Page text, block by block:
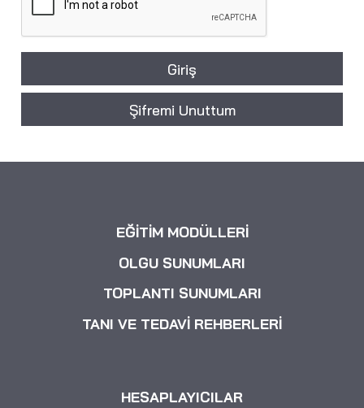
Giriş
Şifremi Unuttum
EĞİTİM MODÜLLERİ
OLGU SUNUMLARI
TOPLANTI SUNUMLARI
TANI VE TEDAVİ REHBERLERİ
HESAPLAYICILAR